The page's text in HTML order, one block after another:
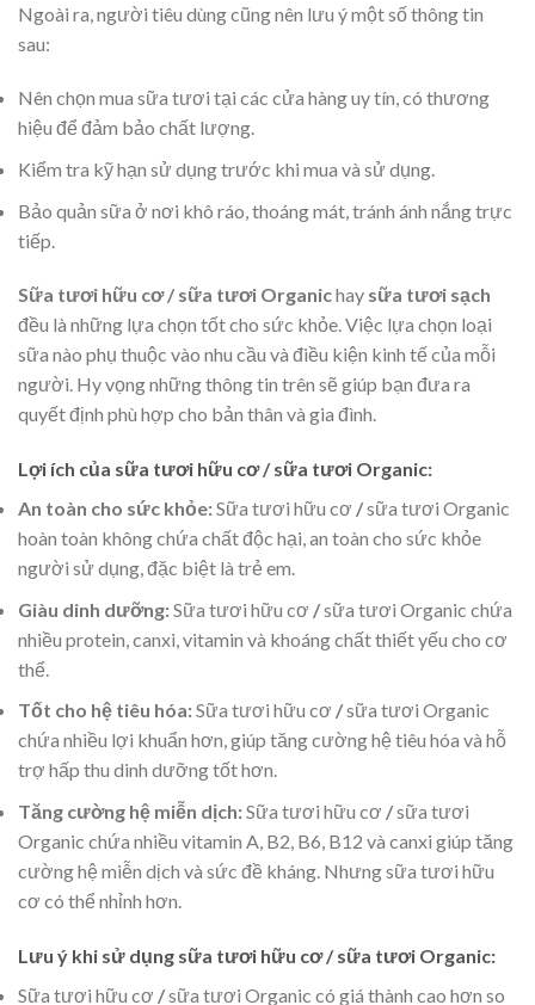
Ngoài ra, người tiêu dùng cũng nên lưu ý một số thông tin
sau:
Nên chọn mua sữa tươi tại các cửa hàng uy tín, có thương
hiệu để đảm bảo chất lượng.
Kiểm tra kỹ hạn sử dụng trước khi mua và sử dụng.
Bảo quản sữa ở nơi khô ráo, thoáng mát, tránh ánh nắng trực
tiếp.
Sữa tươi hữu cơ / sữa tươi Organichay sữa tươi sạch
đều là những lựa chọn tốt cho sức khỏe. Việc lựa chọn loại
sữa nào phụ thuộc vào nhu cầu và điều kiện kinh tế của mỗi
người. Hy vọng những thông tin trên sẽ giúp bạn đưa ra
quyết định phù hợp cho bản thân và gia đình.
Lợi ích của sữa tươi hữu cơ/sữa tươi Organic:
An toàn cho sức khỏe:Sữa tươi hữu cơ /sữa tươi Organic
hoàn toàn không chứa chất độc hại, an toàn cho sức khỏe
người sử dụng, đặc biệt là trẻ em.
Giàu dinh dưỡng:Sữa tươi hữu cơ /sữa tươi Organic chứa
nhiều protein, canxi, vitamin và khoáng chất thiết yếu cho cơ
thể.
Tốt cho hệ tiêu hóa:Sữa tươi hữu cơ /sữa tươi Organic
chứa nhiều lợi khuẩn hơn, giúp tăng cường hệ tiêu hóa và hỗ
trợ hấp thu dinh dưỡng tốt hơn.
Tăng cường hệ miễn dịch:Sữa tươi hữu cơ /sữa tươi
Organic chứa nhiều vitamin A, B2, B6, B12 và canxi giúp tăng
cường hệ miễn dịch và sức đề kháng. Nhưng sữa tươi hữu
cơ có thể nhỉnh hơn.
Lưu ý khi sử dụng sữa tươi hữu cơ/sữa tươi Organic:
Sữa tươi hữu cơ /sữa tươi Organic có giá thành cao hơn so